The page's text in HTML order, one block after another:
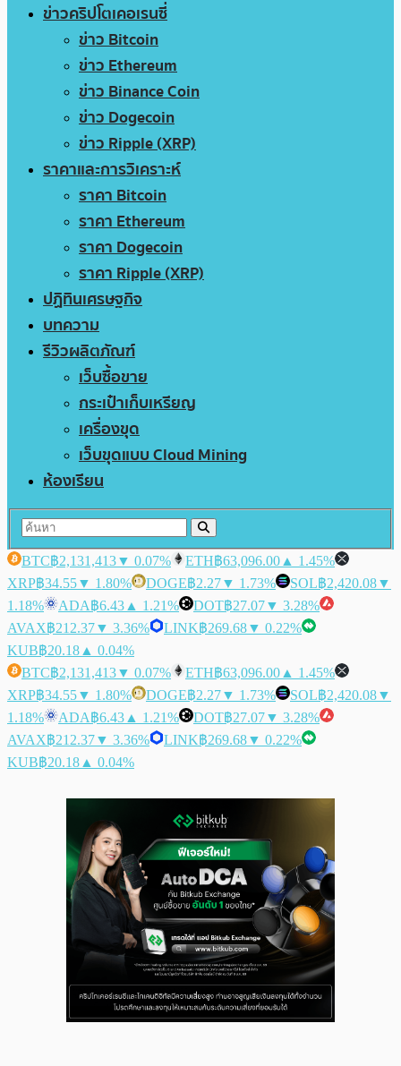
ข่าวคริปโตเคอเรนซี่
ข่าว Bitcoin
ข่าว Ethereum
ข่าว Binance Coin
ข่าว Dogecoin
ข่าว Ripple (XRP)
ราคาและการวิเคราะห์
ราคา Bitcoin
ราคา Ethereum
ราคา Dogecoin
ราคา Ripple (XRP)
ปฏิทินเศรษฐกิจ
บทความ
รีวิวผลิตภัณฑ์
เว็บซื้อขาย
กระเป๋าเก็บเหรียญ
เครื่องขุด
เว็บขุดแบบ Cloud Mining
ห้องเรียน
BTC฿2,131,413▼ 0.07% ETH฿63,096.00 ▲ 1.45%
XRP฿34.55▼ 1.80% DOGE฿2.27▼ 1.73% SOL฿2,420.08▼
1.18%
ADA฿6.43 ▲ 1.21% DOT฿27.07▼ 3.28%
AVAX฿212.37▼ 3.36% LINK฿269.68▼ 0.22%
KUB฿20.18 ▲ 0.04%
BTC฿2,131,413▼ 0.07% ETH฿63,096.00 ▲ 1.45%
XRP฿34.55▼ 1.80% DOGE฿2.27▼ 1.73% SOL฿2,420.08▼
1.18%
ADA฿6.43 ▲ 1.21% DOT฿27.07▼ 3.28%
AVAX฿212.37▼ 3.36% LINK฿269.68▼ 0.22%
KUB฿20.18 ▲ 0.04%